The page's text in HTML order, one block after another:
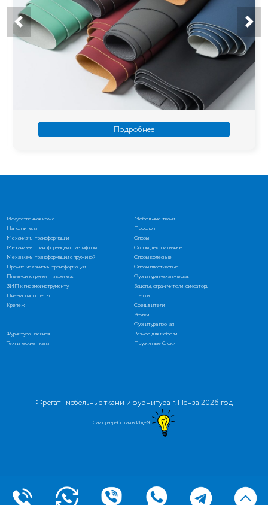
Подробнее
Искусственная кожа
Мебельные ткани
Наполнители
Поролон
Механизмы трансформации
Механизмы трансформации с газлифтом
Механизмы трансформации с пружиной
Прочие механизмы трансформации
Опоры
Опоры декоративные
Опоры колесные
Опоры пластиковые
Пневмоинструмент и крепеж
ЗИП к пневмоинструменту
Пневмопистолеты
Крепеж
Фурнитура механическая
Зацепы, ограничители, фиксаторы
Петли
Соединители
Уголки
Фурнитура прочая
Фурнитура швейная
Разное для мебели
Технические ткани
Пружинные блоки
Фрегат - мебельные ткани и фурнитура г. Пенза 2026 год
Сайт разработан в ИдеЯ